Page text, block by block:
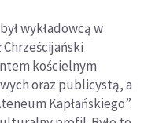
wykładowcą w
kościelnym
oraz publicystą, a
Kapłańskiego”.